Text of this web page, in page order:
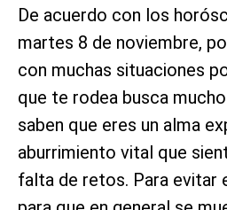
De acuerdo con los
martes 8 de noviembre,
con muchas situaciones
que te rodea busca
saben que eres un alma
aburrimiento vital que
falta de retos. Para evitar